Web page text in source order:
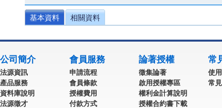
基本資料 相關資料
公司簡介
法源資訊
產品服務
資料庫說明
法源徵才
會員服務
申請流程
會員條款
授權費用
付款方式
論著授權
徵集論著
啟用授權專區
權利金計算說明
授權合約書下載
常
使
常